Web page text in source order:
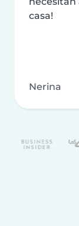
casa!
Nerina